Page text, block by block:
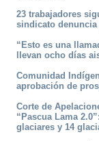
23 trabajadores
sindicato denuncia
“Esto es una
llevan ocho días
Comunidad
aprobación de
Corte de
“Pascua Lama
glaciares y 14